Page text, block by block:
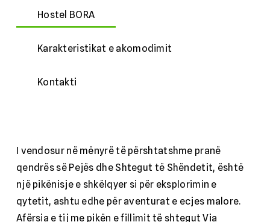
Hostel BORA
Karakteristikat e akomodimit
Kontakti
I vendosur në mënyrë të përshtatshme pranë
qendrës së Pejës dhe Shtegut të Shëndetit, është
një pikënisje e shkëlqyer si për eksplorimin e
qytetit, ashtu edhe për aventurat e ecjes malore.
Afërsia e tij me pikën e fillimit të shtegut Via